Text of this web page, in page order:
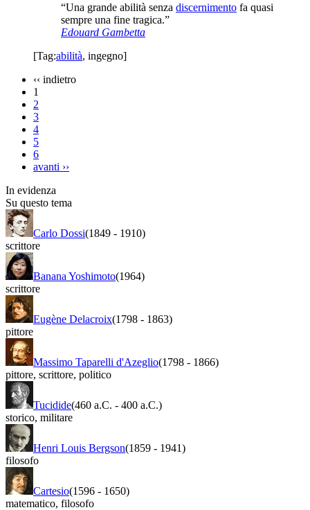
“Una grande abilità senza discernimento fa quasi
sempre una fine tragica.”
Edouard Gambetta
[Tag:abilità, ingegno]
‹‹ indietro
1
2
3
4
5
6
avanti ››
In evidenza
Su questo tema
Carlo Dossi(1849 - 1910)
scrittore
Banana Yoshimoto(1964)
scrittore
Eugène Delacroix(1798 - 1863)
pittore
Massimo Taparelli d'Azeglio(1798 - 1866)
pittore, scrittore, politico
Tucidide(460 a.C. - 400 a.C.)
storico, militare
Henri Louis Bergson(1859 - 1941)
filosofo
Cartesio(1596 - 1650)
matematico, filosofo